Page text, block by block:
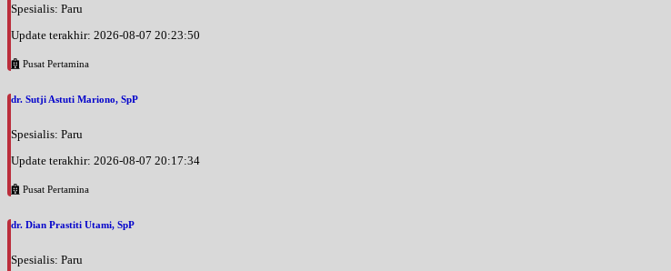
Spesialis: Paru
Update terakhir: 2026-08-07 20:23:50
Pusat Pertamina
dr. Sutji Astuti Mariono, SpP
Spesialis: Paru
Update terakhir: 2026-08-07 20:17:34
Pusat Pertamina
dr. Dian Prastiti Utami, SpP
Spesialis: Paru